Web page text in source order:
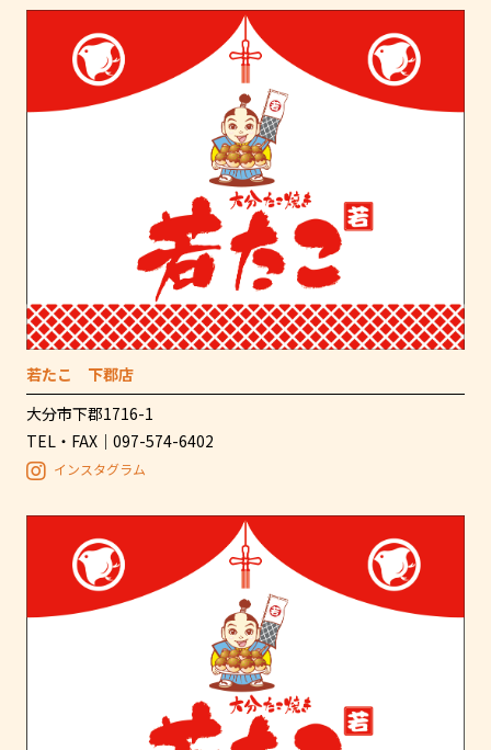
若たこ 下郡店
大分市下郡1716-1
TEL・FAX｜097-574-6402
インスタグラム